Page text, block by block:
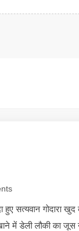
सत्यवान गोदारा
में डेली लौकी का जूस